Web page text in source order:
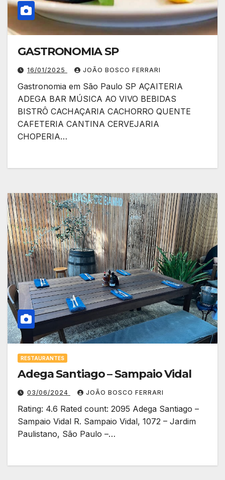
GASTRONOMIA SP
16/01/2025 JOÃO BOSCO FERRARI
Gastronomia em São Paulo SP AÇAITERIA
ADEGA BAR MÚSICA AO VIVO BEBIDAS
BISTRÔ CACHAÇARIA CACHORRO QUENTE
CAFETERIA CANTINA CERVEJARIA
CHOPERIA…
RESTAURANTES
Adega Santiago – Sampaio Vidal
03/06/2024 JOÃO BOSCO FERRARI
Rating: 4.6 Rated count: 2095 Adega Santiago –
Sampaio Vidal R. Sampaio Vidal, 1072 – Jardim
Paulistano, São Paulo –…